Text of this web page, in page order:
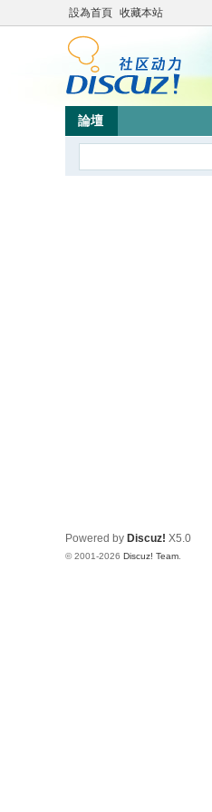
設為首頁 收藏本站
論壇
Powered by Discuz! X5.0
© 2001-2026 Discuz! Team